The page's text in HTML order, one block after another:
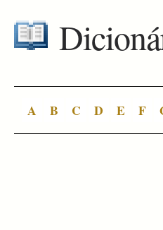
A B C D E F